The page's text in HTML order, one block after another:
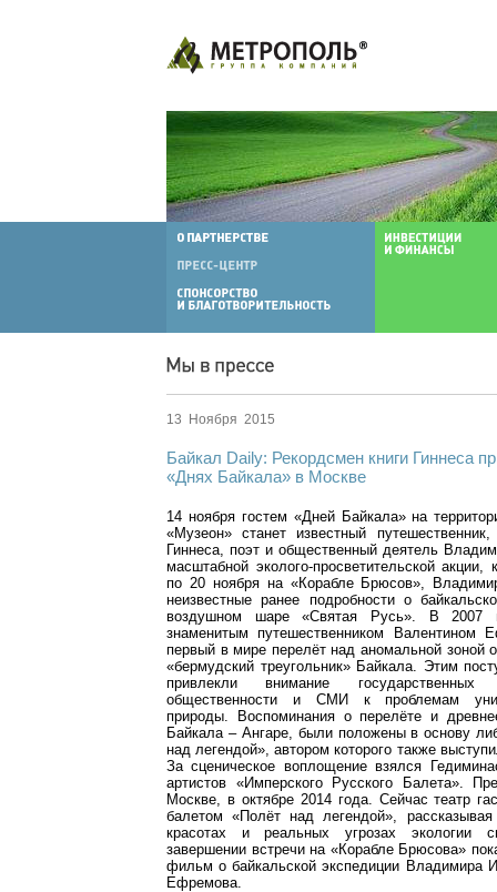
13 Ноября 2015
Байкал Daily: Рекордсмен книги Гиннеса
«Днях Байкала» в Москве
14 ноября гостем «Дней Байкала» на
«Музеон» станет известный
Гиннеса, поэт и общественный деятель
масштабной эколого-просветительской акции,
по 20 ноября на «Корабле Брюсов»,
неизвестные ранее подробности о
воздушном шаре «Святая Русь». В 2007
знаменитым путешественником Валентином
первый в мире перелёт над аномальной зоной
«бермудский треугольник» Байкала. Этим
привлекли внимание
общественности и СМИ к проблемам
природы. Воспоминания о перелёте и
Байкала – Ангаре, были положены в основу
над легендой», автором которого также
За сценическое воплощение взялся
артистов «Имперского Русского Балета».
Москве, в октябре 2014 года. Сейчас театр
балетом «Полёт над легендой»,
красотах и реальных угрозах экологии
завершении встречи на «Корабле Брюсова»
фильм о байкальской экспедиции Владимира
Ефремова.